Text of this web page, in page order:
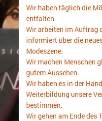
Wir haben täglich die
entfalten.
Wir arbeiten im Auftrag
informiert über die
Modeszene.
Wir machen Menschen
gutem Aussehen.
Wir haben es in der
Weiterbildung unsere
bestimmen.
Wir gehen am Ende des